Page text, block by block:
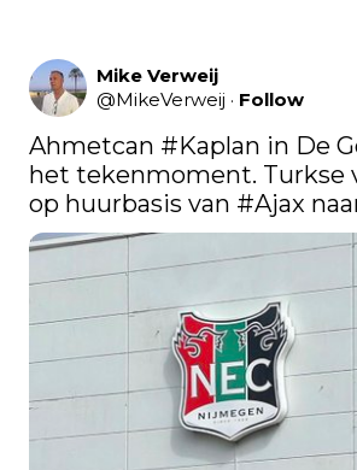
Mike Verweij
@MikeVerweij · Follow
Ahmetcan #Kaplan in De
het tekenmoment. Turkse
op huurbasis van #Ajax